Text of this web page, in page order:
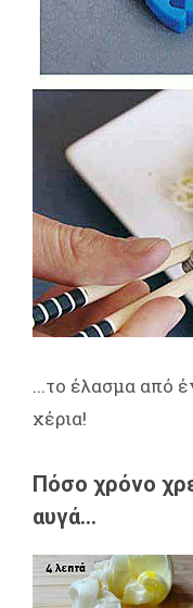
...το έλασμα από
χέρια!
Πόσο χρόνο
αυγά...